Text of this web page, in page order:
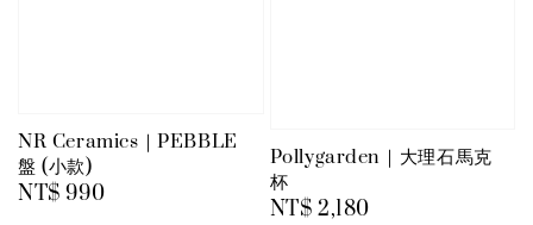
NR Ceramics｜PEBBLE
盤 (小款)
Regular
NT$ 990
Pollygarden｜大理石馬克
杯
Regular
NT$ 2,180